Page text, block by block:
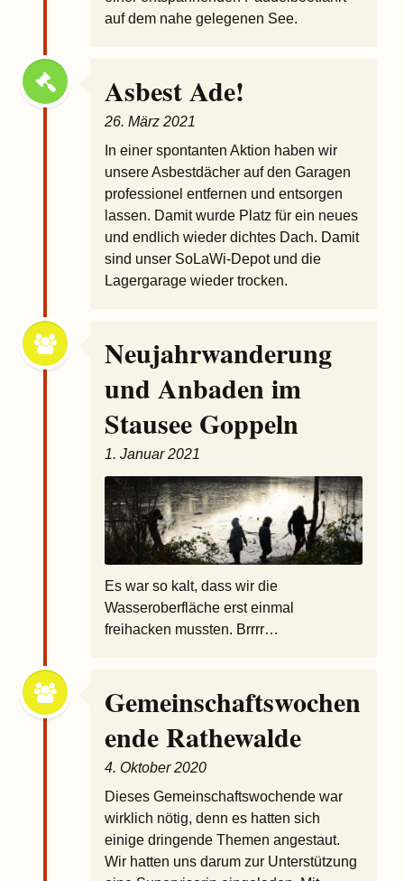
auf dem nahe gelegenen See.
Asbest Ade!
26. März 2021
In einer spontanten Aktion haben wir
unsere Asbestdächer auf den Garagen
professionel entfernen und entsorgen
lassen. Damit wurde Platz für ein neues
und endlich wieder dichtes Dach. Damit
sind unser SoLaWi-Depot und die
Lagergarage wieder trocken.
Neujahrwanderung
und Anbaden im
Stausee Goppeln
1. Januar 2021
Es war so kalt, dass wir die
Wasseroberfläche erst einmal
freihacken mussten. Brrrr…
Gemeinschaftswochen
ende Rathewalde
4. Oktober 2020
Dieses Gemeinschaftswochende war
wirklich nötig, denn es hatten sich
einige dringende Themen angestaut.
Wir hatten uns darum zur Unterstützung